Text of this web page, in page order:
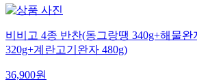
비비고 4종 반찬(동그랑땡 340g+해물완
320g+계란고기완자 480g)
36,900원